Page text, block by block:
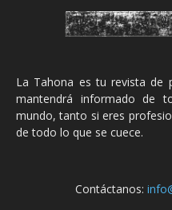
La Tahona es tu revista de
mantendrá informado de
mundo, tanto si eres
de todo lo que se cuece.
Contáctanos: